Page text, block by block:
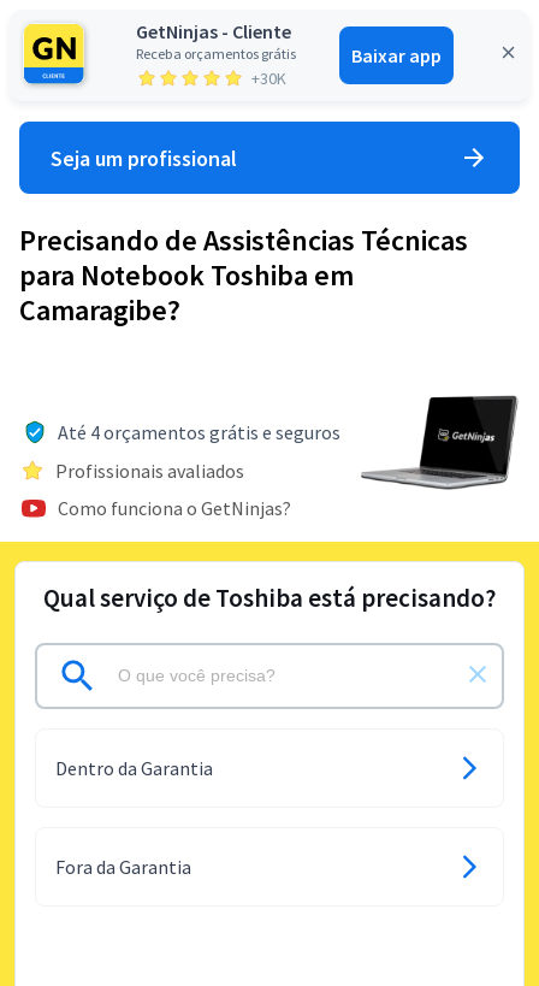
GetNinjas - Cliente
Receba orçamentos grátis
+30K
Baixar app
Entrar
Seja um profissional
Precisando de Assistências Técnicas
para Notebook Toshiba em
Camaragibe?
Até 4 orçamentos grátis e seguros
Profissionais avaliados
Como funciona o GetNinjas?
Qual serviço de Toshiba está precisando?
Dentro da Garantia
Fora da Garantia